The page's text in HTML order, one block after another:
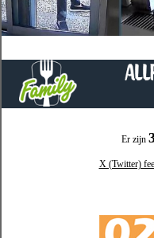
Er zijn
X (Twitter)